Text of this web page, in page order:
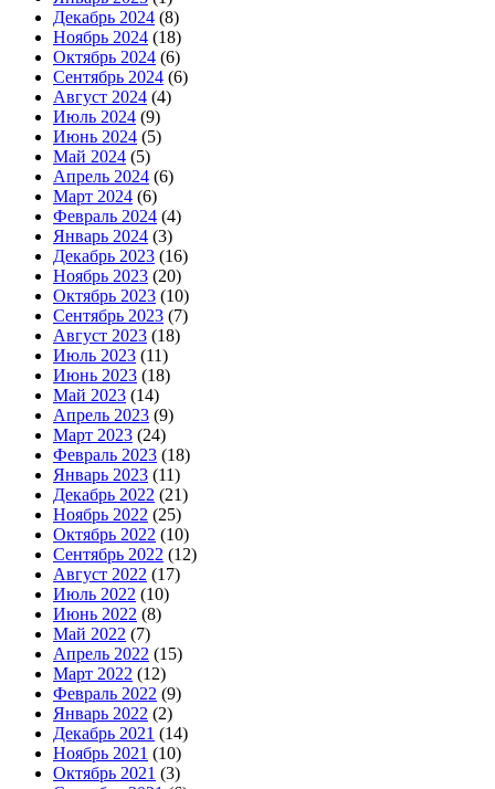
Декабрь 2024 (8)
Ноябрь 2024 (18)
Октябрь 2024 (6)
Сентябрь 2024 (6)
Август 2024 (4)
Июль 2024 (9)
Июнь 2024 (5)
Май 2024 (5)
Апрель 2024 (6)
Март 2024 (6)
Февраль 2024 (4)
Январь 2024 (3)
Декабрь 2023 (16)
Ноябрь 2023 (20)
Октябрь 2023 (10)
Сентябрь 2023 (7)
Август 2023 (18)
Июль 2023 (11)
Июнь 2023 (18)
Май 2023 (14)
Апрель 2023 (9)
Март 2023 (24)
Февраль 2023 (18)
Январь 2023 (11)
Декабрь 2022 (21)
Ноябрь 2022 (25)
Октябрь 2022 (10)
Сентябрь 2022 (12)
Август 2022 (17)
Июль 2022 (10)
Июнь 2022 (8)
Май 2022 (7)
Апрель 2022 (15)
Март 2022 (12)
Февраль 2022 (9)
Январь 2022 (2)
Декабрь 2021 (14)
Ноябрь 2021 (10)
Октябрь 2021 (3)